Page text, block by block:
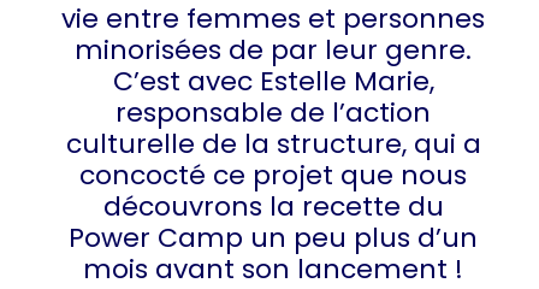
vie entre femmes et personnes
minorisées de par leur genre.
C’est avec Estelle Marie,
responsable de l’action
culturelle de la structure, qui a
concocté ce projet que nous
découvrons la recette du
Power Camp un peu plus d’un
mois avant son lancement !